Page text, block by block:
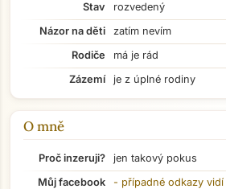
Stav
rozvedený
Názor na děti
zatím nevím
Rodiče
má je rád
Zázemí
je z úplné rodiny
O mně
Proč inzeruji?
jen takový pokus
Můj facebook
- případné odkazy vidí